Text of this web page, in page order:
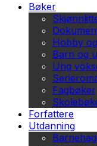
Bøker
Hobby
Barn og
Ung
Fagbøker
Forfattere
Utdanning